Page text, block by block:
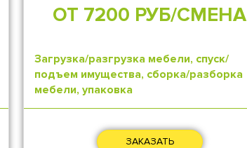
ОТ 7200 РУБ/СМЕНА
Загрузка/разгрузка мебели, спуск/
подъем имущества, сборка/разборка
мебели, упаковка
ЗАКАЗАТЬ